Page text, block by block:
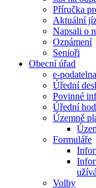
Příručka
Aktuální
Napsali o
Oznámení
Senioři
Obecní úřad
e-podatelna
Úřední
Povinné
Úřední
Územně
Formuláře
Volby